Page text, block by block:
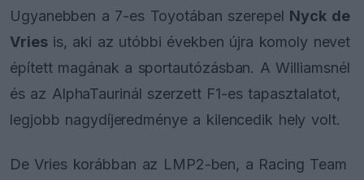
Ugyanebben a 7-es Toyotában szerepel Nyck de
Vriesis, aki az utóbbi években újra komoly nevet
épített magának a sportautózásban. A Williamsnél
és az AlphaTaurinál szerzett F1-es tapasztalatot,
legjobb nagydíjeredménye a kilencedik hely volt.
De Vries korábban az LMP2-ben, a Racing Team